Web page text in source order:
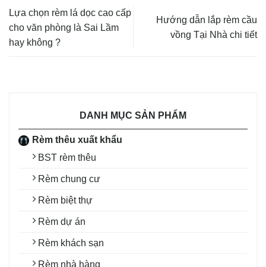
DANH MỤC SẢN PHẨM
Rèm thêu xuất khẩu
BST rèm thêu
Rèm chung cư
Rèm biệt thự
Rèm dự án
Rèm khách sạn
Rèm nhà hàng
Lựa chọn rèm lá dọc cao cấp
cho văn phòng là Sai Lầm
hay không ?
Hướng dẫn lắp rèm cầu
vồng Tại Nhà chi tiết